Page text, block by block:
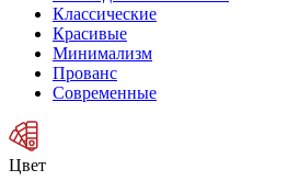
Классические
Красивые
Минимализм
Прованс
Современные
Цвет